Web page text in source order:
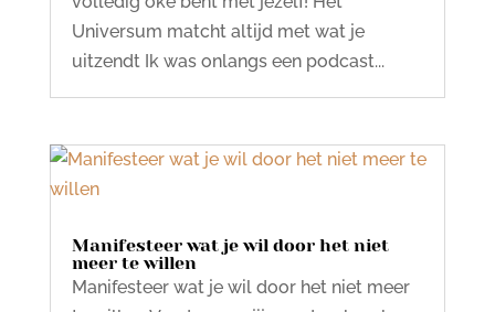
Universum matcht altijd met wat je
uitzendt Ik was onlangs een podcast...
Manifesteer wat je wil door het niet
meer te willen
Manifesteer wat je wil door het niet meer